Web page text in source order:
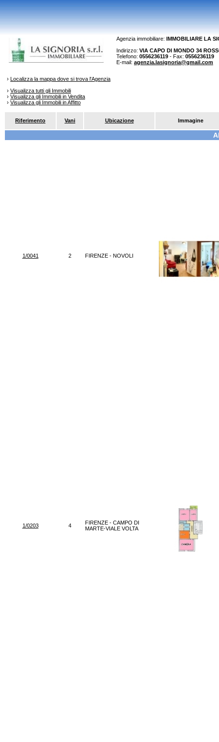
Agenzia immobiliare: IMMOBILIARE LA
Indirizzo: VIA CAPO DI MONDO 34
Telefono: 0556236119 - Fax: 0556236119
E-mail: agenzia.lasignoria@gmail.com
› Localizza la mappa dove si trova l'Agenzia
› Visualizza tutti gli Immobili
› Visualizza gli Immobili in Vendita
› Visualizza gli Immobili in Affitto
Riferimento Vani Ubicazione Immagine
1/0041 2 FIRENZE - NOVOLI
1/0203 4
FIRENZE - CAMPO DI
MARTE-VIALE VOLTA